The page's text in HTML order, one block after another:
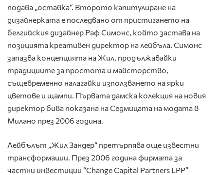
подава „оставка“. Второто капитулиране на
дизайнерката е последвано от пристигането на
белгийския дизайнер Раф Симонс, който застава на
позицията креативен директор на лейбъла. Симонс
запазва концепцията на Жил, продължавайки
традициите за простота и майсторство,
същевременно налагайки използването на ярки
цветове и щампи. Първата дамска колекция на новия
директор бива показана на Седмицата на модата в
Милано през 2006 година.
Лейбълът „Жил Зандер“ претърпява още известни
трансформации. През 2006 година фирмата за
частни инвестиции “Change Capital Partners LPP”